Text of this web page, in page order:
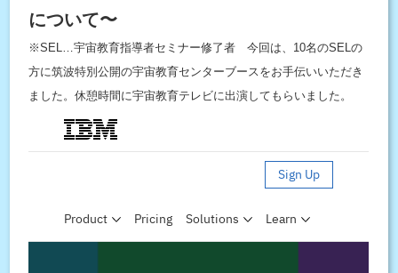
について〜
※SEL…宇宙教育指導者セミナー修了者 今回は、10名のSELの
方に筑波特別公開の宇宙教育センターブースをお手伝いいただき
ました。休憩時間に宇宙教育テレビに出演してもらいました。